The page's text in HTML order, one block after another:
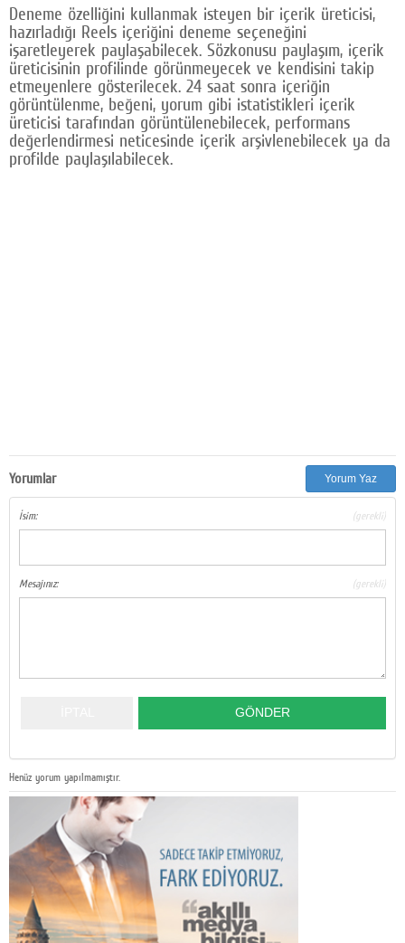
Deneme özelliğini kullanmak isteyen bir içerik üreticisi,
hazırladığı Reels içeriğini deneme seçeneğini
işaretleyerek paylaşabilecek. Sözkonusu paylaşım, içerik
üreticisinin profilinde görünmeyecek ve kendisini takip
etmeyenlere gösterilecek. 24 saat sonra içeriğin
görüntülenme, beğeni, yorum gibi istatistikleri içerik
üreticisi tarafından görüntülenebilecek, performans
değerlendirmesi neticesinde içerik arşivlenebilecek ya da
profilde paylaşılabilecek.
Yorumlar Yorum Yaz
İsim: (gerekli)
Mesajınız: (gerekli)
Henüz yorum yapılmamıştır.